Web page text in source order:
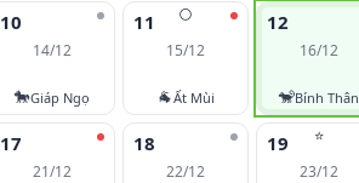
10
14/12
🐎Giáp Ngọ
🌕
11
15/12
🐐Ất Mùi
12
16/12
🐒Bính Thân
17
21/12
18
22/12
⭐
19
23/12